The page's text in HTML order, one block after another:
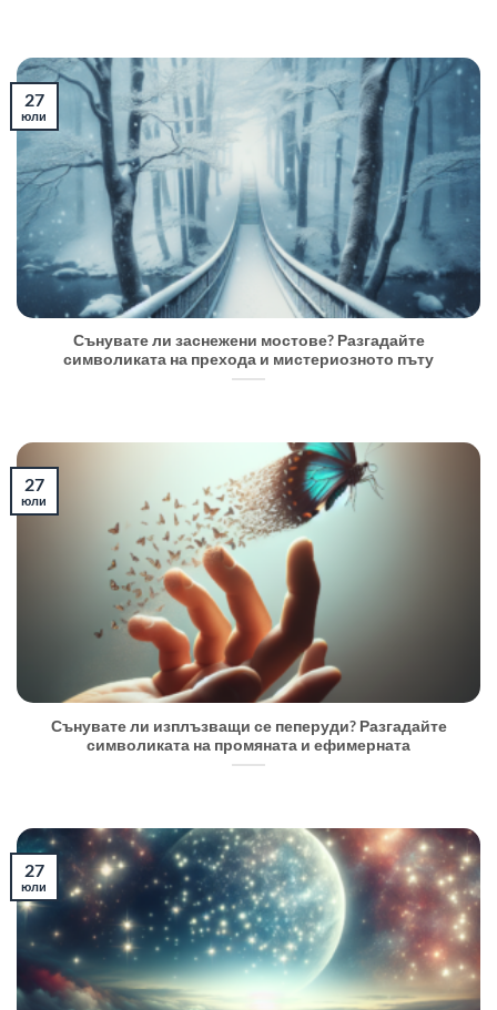
Сънувате ли заснежени мостове? Разгадайте
символиката на прехода и мистериозното пъту
27
юли
Сънувате ли изплъзващи се пеперуди? Разгадайте
символиката на промяната и ефимерната
27
юли
27
юли